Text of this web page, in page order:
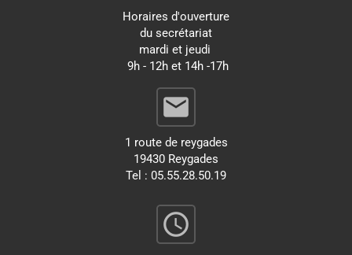
Horaires d'ouverture
du secrétariat
mardi et jeudi
9h - 12h et 14h -17h
email
1 route de reygades
19430 Reygades
Tel : 05.55.28.50.19
query_builder